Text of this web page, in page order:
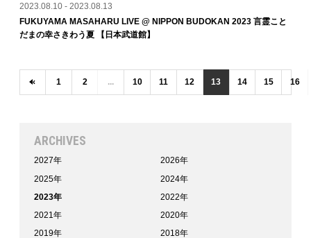
2023.08.10 - 2023.08.13
FUKUYAMA MASAHARU LIVE @ NIPPON BUDOKAN 2023 言霊こと
だまの幸さきわう夏 【日本武道館】
‹ 1 2 ... 10 11 12 13 14 15 16
ARCHIVES
2027年
2026年
2025年
2024年
2023年
2022年
2021年
2020年
2019年
2018年